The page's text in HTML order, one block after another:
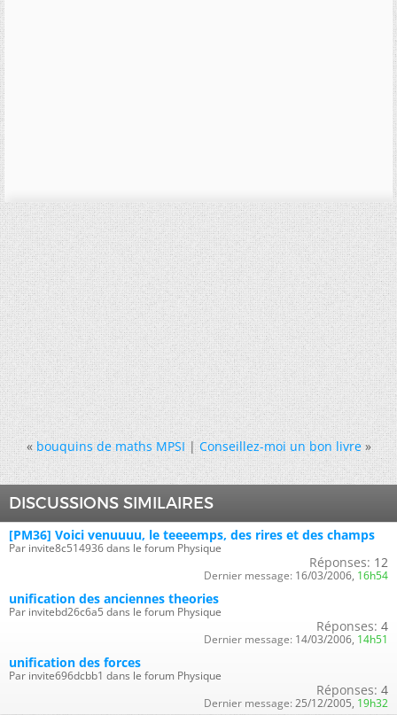
« bouquins de maths MPSI|Conseillez-moi un bon livre »
DISCUSSIONS SIMILAIRES
[PM36] Voici venuuuu, le teeeemps, des rires et des champs
Par invite8c514936 dans le forum Physique
Réponses: 12
Dernier message: 16/03/2006, 16h54
unification des anciennes theories
Par invitebd26c6a5 dans le forum Physique
Réponses: 4
Dernier message: 14/03/2006, 14h51
unification des forces
Par invite696dcbb1 dans le forum Physique
Réponses: 4
Dernier message: 25/12/2005, 19h32